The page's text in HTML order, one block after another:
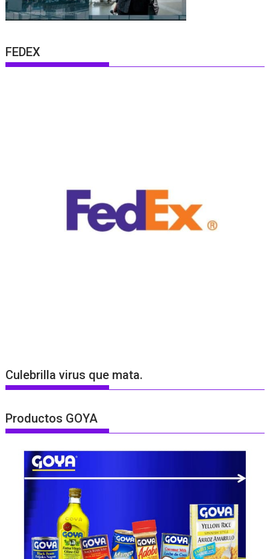
FEDEX
Culebrilla virus que mata.
Productos GOYA